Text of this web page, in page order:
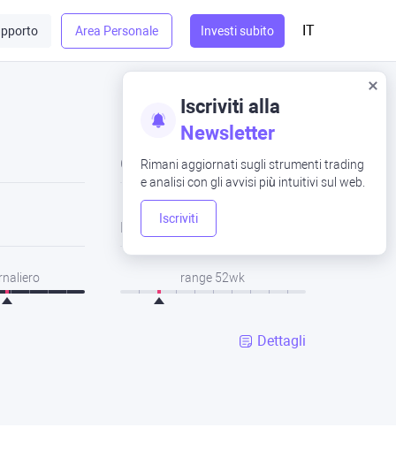
Area Personale Investi subito IT
Iscriviti alla
Newsletter
Rimani aggiornati sugli strumenti trading
e analisi con gli avvisi più intuitivi sul web.
Iscriviti
Chiusura
Basso
range 52wk
Dettagli